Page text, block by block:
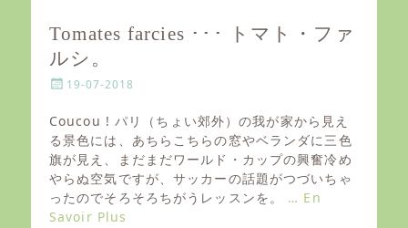
Tomates farcies ･･･ トマト・ファ
ルシ。
P
s
t
e
d
o
n
19-07-2018
Coucou ! パリ（ちょい郊外）の我が家から見え
る景色には、あちらこちらの窓やベランダに三色
旗が見え、まだまだワールド・カップの興奮冷め
やらぬ空気ですが、サッカーの話題がつづいちゃ
ったのでそろそろちがうレッスンを。 … En
Savoir Plus